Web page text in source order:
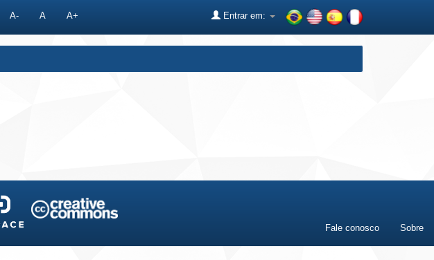
A- A A+ Entrar em:
Fale conosco Sobre